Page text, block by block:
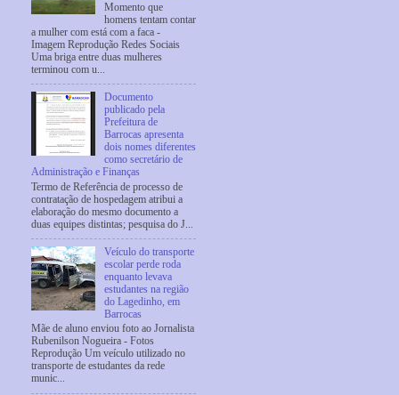
Momento que
homens tentam contar
a mulher com está com a faca -
Imagem Reprodução Redes Sociais
Uma briga entre duas mulheres
terminou com u...
Documento
publicado pela
Prefeitura de
Barrocas apresenta
dois nomes diferentes
como secretário de
Administração e Finanças
Termo de Referência de processo de
contratação de hospedagem atribui a
elaboração do mesmo documento a
duas equipes distintas; pesquisa do J...
Veículo do transporte
escolar perde roda
enquanto levava
estudantes na região
do Lagedinho, em
Barrocas
Mãe de aluno enviou foto ao Jornalista
Rubenilson Nogueira - Fotos
Reprodução Um veículo utilizado no
transporte de estudantes da rede
munic...